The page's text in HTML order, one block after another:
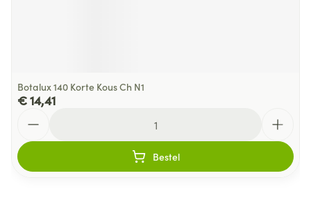
Botalux 140 Korte Kous Ch N1
€ 14,41
Bestel